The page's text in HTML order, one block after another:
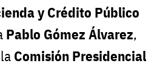
y Crédito Público
Pablo Gómez Álvarez,
Comisión Presidencial